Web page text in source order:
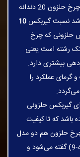
کارایی بیشتری دارد. برای مثال اگر یک چرخ حلزون 20 دندانه
نسبت گیربکس10
حلزونی که چرخ
تک رشته است یعنی
بیشتری دارد.
عملکرد را
گیربکس حلزونی
که تا کیفیت
حلزون هم دو مدل
وجود یکی ترکیب آلومینیوم برنجی که (4-9) گفته می‌شود و